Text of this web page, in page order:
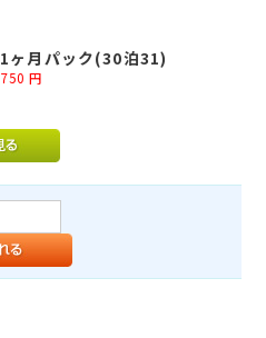
ヶ月パック(30泊31)
750 円